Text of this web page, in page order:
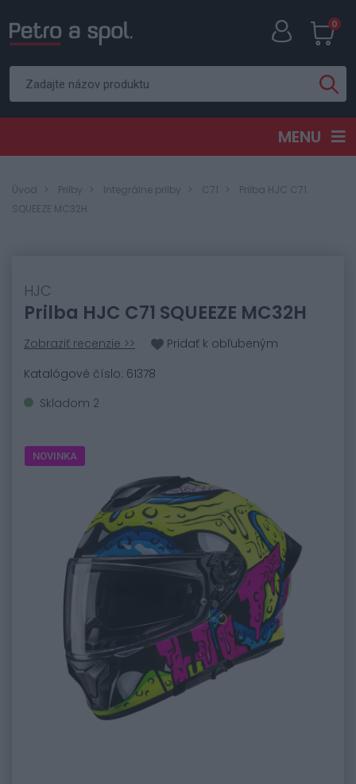
0
MENU
Úvod Prilby Integrálne prilby C71
Prilba HJC C71
SQUEEZE MC32H
HJC
Prilba HJC C71 SQUEEZE MC32H
Zobraziť recenzie >>
Pridať k obľubeným
Katalógové číslo: 61378
Skladom 2
NOVINKA